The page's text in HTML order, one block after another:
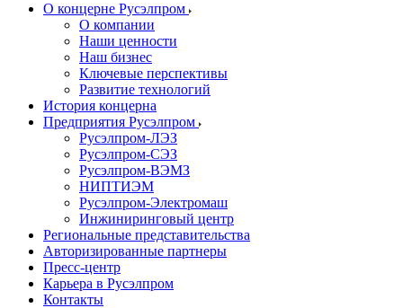
О концерне Русэлпром
О компании
Наши ценности
Наш бизнес
Ключевые перспективы
Развитие технологий
История концерна
Предприятия Русэлпром
Русэлпром-ЛЭЗ
Русэлпром-СЭЗ
Русэлпром-ВЭМЗ
НИПТИЭМ
Русэлпром-Электромаш
Инжиниринговый центр
Региональные представительства
Авторизированные партнеры
Пресс-центр
Карьера в Русэлпром
Контакты